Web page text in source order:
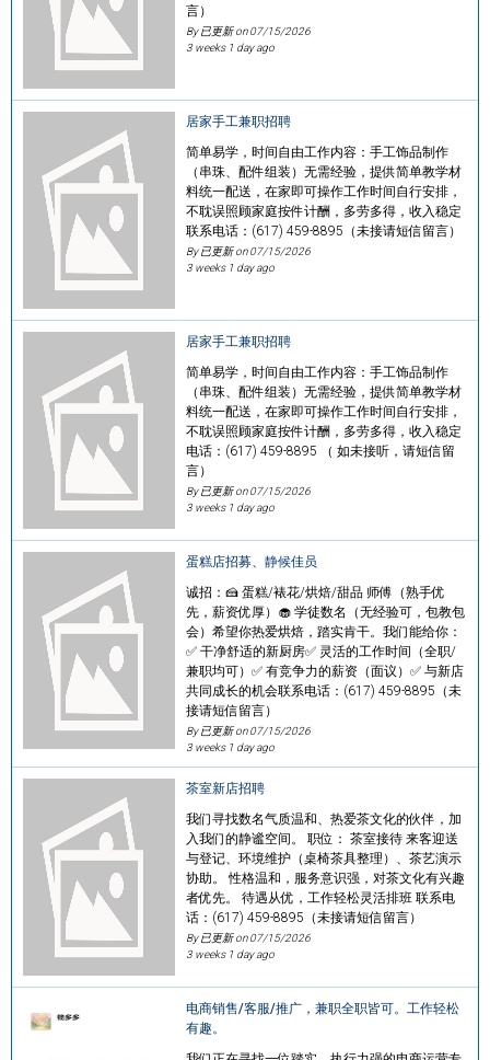
言）
By 已更新 on07/15/2026
3 weeks 1 day ago
居家手工兼职招聘
简单易学，时间自由工作内容：手工饰品制作
（串珠、配件组装）无需经验，提供简单教学材
料统一配送，在家即可操作工作时间自行安排，
不耽误照顾家庭按件计酬，多劳多得，收入稳定
联系电话：(617) 459-8895（未接请短信留言）
By 已更新 on07/15/2026
3 weeks 1 day ago
居家手工兼职招聘
简单易学，时间自由工作内容：手工饰品制作
（串珠、配件组装）无需经验，提供简单教学材
料统一配送，在家即可操作工作时间自行安排，
不耽误照顾家庭按件计酬，多劳多得，收入稳定
电话：(617) 459-8895 （ 如未接听，请短信留
言）
By 已更新 on07/15/2026
3 weeks 1 day ago
蛋糕店招募、静候佳员
诚招：🍰 蛋糕/裱花/烘焙/甜品 师傅（熟手优
先，薪资优厚）🧁 学徒数名（无经验可，包教包
会）希望你热爱烘焙，踏实肯干。我们能给你：
✅ 干净舒适的新厨房✅ 灵活的工作时间（全职/
兼职均可）✅ 有竞争力的薪资（面议）✅ 与新店
共同成长的机会联系电话：(617) 459-8895（未
接请短信留言）
By 已更新 on07/15/2026
3 weeks 1 day ago
茶室新店招聘
我们寻找数名气质温和、热爱茶文化的伙伴，加
入我们的静谧空间。 职位： 茶室接待 来客迎送
与登记、环境维护（桌椅茶具整理）、茶艺演示
协助。 性格温和，服务意识强，对茶文化有兴趣
者优先。 待遇从优，工作轻松灵活排班 联系电
话：(617) 459-8895（未接请短信留言）
By 已更新 on07/15/2026
3 weeks 1 day ago
电商销售/客服/推广，兼职全职皆可。工作轻松
有趣。